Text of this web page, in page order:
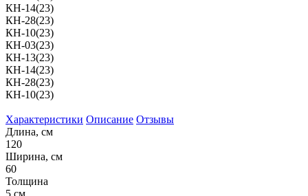
КН-14(23)
КН-28(23)
КН-10(23)
КН-03(23)
КН-13(23)
КН-14(23)
КН-28(23)
КН-10(23)
Характеристики Описание Отзывы
Длина, см
120
Ширина, см
60
Толщина
5 см